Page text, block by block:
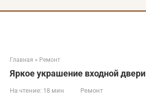
Главная » Ремонт
Яркое украшение входной двери
На чтение: 18 мин Ремонт